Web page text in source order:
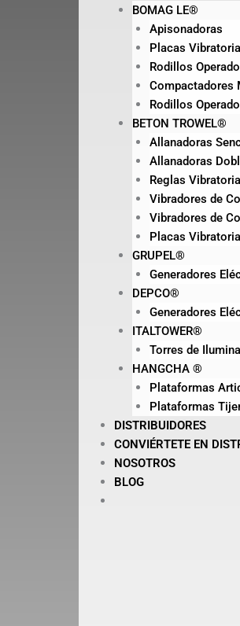
BOMAG LE®
Apisonadoras
Placas
Rodillos
Compactadores
Rodillos
BETON TROWEL®
Allanadoras
Allanadoras
Reglas
Vibradores de
Vibradores de
Placas
GRUPEL®
Generadores
DEPCO®
Generadores
ITALTOWER®
Torres de
HANGCHA ®
Plataformas
Plataformas
DISTRIBUIDORES
CONVIÉRTETE EN
NOSOTROS
BLOG